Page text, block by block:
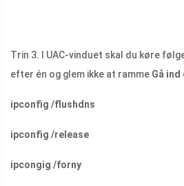
Trin 3. I UAC-vinduet skal du køre
efter én og glem ikke at ramme Gå ind
ipconfig /flushdns
ipconfig /release
ipcongig /forny